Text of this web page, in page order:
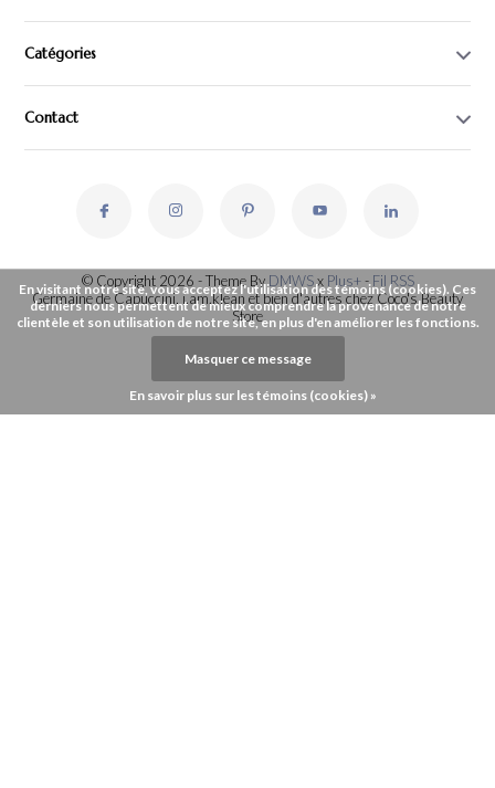
Catégories
Contact
© Copyright 2026 - Theme ByDMWSx Plus+-Fil RSS
Germaine de Capuccini, i.am.klean et bien d'autres chez Coco's Beauty
Store
En visitant notre site, vous acceptez l'utilisation des témoins (cookies). Ces
derniers nous permettent de mieux comprendre la provenance de notre
clientèle et son utilisation de notre site, en plus d'en améliorer les fonctions.
Masquer ce message
En savoir plus sur les témoins (cookies) »